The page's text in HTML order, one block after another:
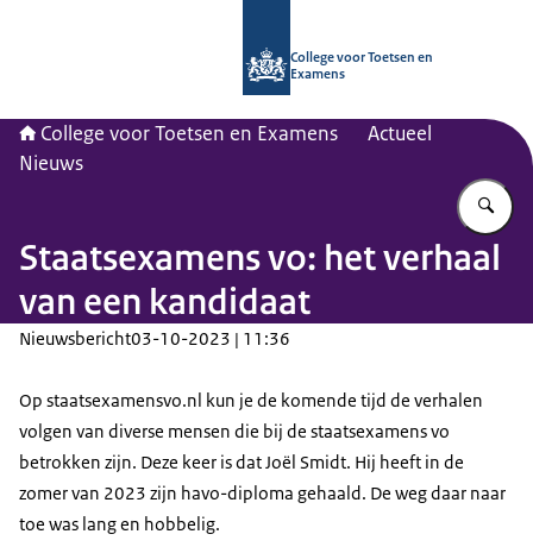
College voor Toetsen en
Examens
College voor Toetsen en Examens
Actueel
Nieuws
Staatsexamens vo: het verhaal
van een kandidaat
Nieuwsbericht03-10-2023 | 11:36
Op staatsexamensvo.nl kun je de komende tijd de verhalen
volgen van diverse mensen die bij de staatsexamens vo
betrokken zijn. Deze keer is dat Joël Smidt. Hij heeft in de
zomer van 2023 zijn havo-diploma gehaald. De weg daar naar
toe was lang en hobbelig.